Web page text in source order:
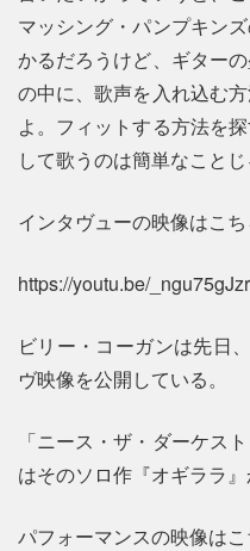
マッシング・パンプキン
かるだろうけど、ギター
の中に、歌声を入れ込む
よ。フィットする方法を
して歌うのは簡単なことじ
インタヴューの映像はこち
https://youtu.be/
ビリー・コーガンは先日
ヴ映像を公開している。
「ニース・ザ・ダーケス
はそのソロ作『オギララ
パフォーマンスの映像はこ